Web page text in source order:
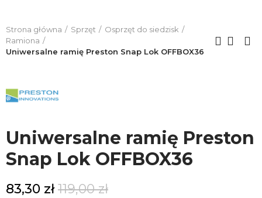
Strona główna Sprzęt
Osprzęt do siedzisk
Ramiona
Uniwersalne ramię Preston Snap Lok OFFBOX36
Uniwersalne ramię Preston
Snap Lok OFFBOX36
83,30 zł119,00 zł